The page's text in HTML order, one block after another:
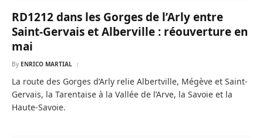
RD1212 dans les Gorges de l’Arly entre
Saint-Gervais et Alberville : réouverture en
mai
By ENRICO MARTIAL
La route des Gorges d’Arly relie Albertville, Mégève et Saint-
Gervais, la Tarentaise à la Vallée de l’Arve, la Savoie et la
Haute-Savoie.